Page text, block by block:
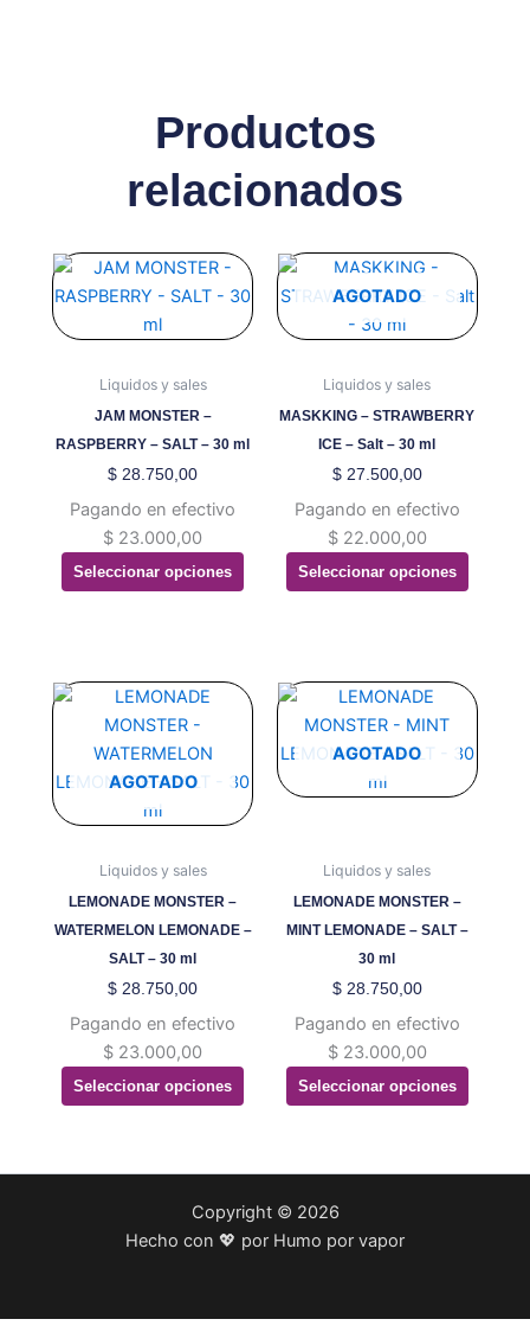
Productos
relacionados
Liquidos y sales
JAM MONSTER –
RASPBERRY – SALT – 30 ml
$ 28.750,00
Pagando en efectivo
$ 23.000,00
Seleccionar opciones
Este
producto
tiene
variantes.
Las
opciones
se
elegir
en
la
AGOTADO
Liquidos y sales
MASKKING – STRAWBERRY
ICE – Salt – 30 ml
$27.500,00
Pagando en efectivo
$22.000,00
Seleccionar opciones
Este
producto
tiene
variantes.
Las
opciones
se
elegir
en
la
AGOTADO
Liquidos y sales
LEMONADE MONSTER –
WATERMELON LEMONADE –
SALT – 30 ml
$ 28.750,00
Pagando en efectivo
$ 23.000,00
Seleccionar opciones
Este
producto
tiene
múltiples
variantes.
opciones
se
pueden
elegir
en
página
de
producto
AGOTADO
Liquidos y sales
LEMONADE MONSTER –
MINT LEMONADE – SALT –
30 ml
$28.750,00
Pagando en efectivo
$23.000,00
Seleccionar opciones
Este
producto
tiene
múltiples
opciones
se
pueden
elegir
en
página
de
producto
Copyright © 2026
Hecho con 💖 por Humo por vapor